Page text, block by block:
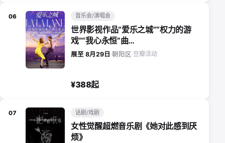
06 音乐会/演唱会
世界影视作品“爱乐之城”“权力的游
戏”“我心永恒”曲…
展至 8月29日 ·朝阳区·豆瓣活动
¥388起
07 话剧/戏剧
女性觉醒超燃音乐剧《她对此感到厌
烦》